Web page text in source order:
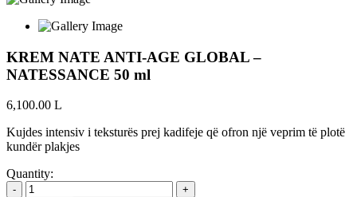
KREM NATE ANTI-AGE GLOBAL –
NATESSANCE 50 ml
6,100.00 L
Kujdes intensiv i teksturës prej kadifeje që ofron një veprim të plotë
kundër plakjes
Quantity:
-
+